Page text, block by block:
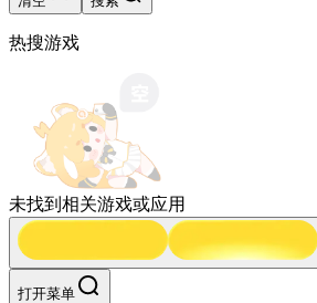
热搜游戏
未找到相关游戏或应用
打开菜单